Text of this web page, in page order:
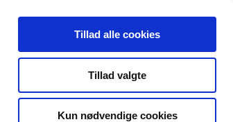
Tillad alle cookies
Tillad valgte
Kun nødvendige cookies
Særlige
produktområder